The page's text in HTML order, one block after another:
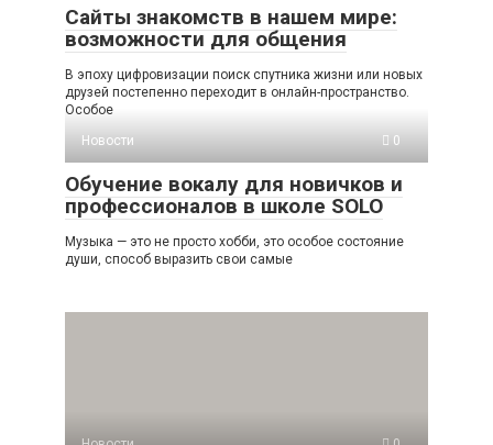
Сайты знакомств в нашем мире:
возможности для общения
В эпоху цифровизации поиск спутника жизни или новых
друзей постепенно переходит в онлайн-пространство.
Особое
Новости
0
Обучение вокалу для новичков и
профессионалов в школе SOLO
Музыка — это не просто хобби, это особое состояние
души, способ выразить свои самые